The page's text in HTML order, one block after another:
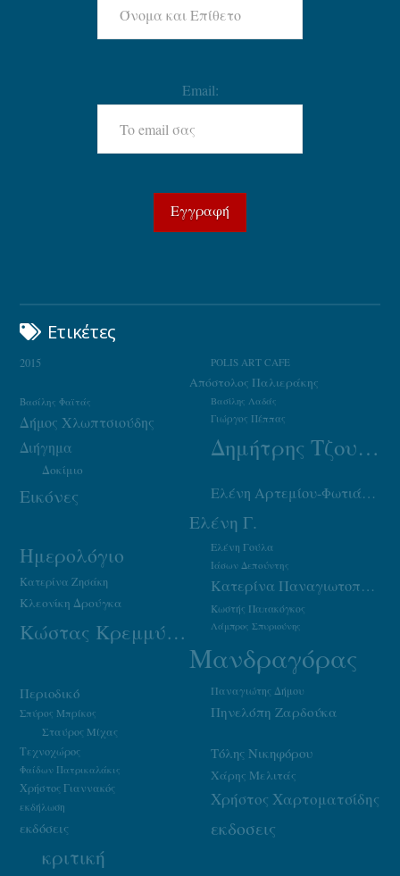
Email:
Ετικέτες
2015 POLIS ART CAFE
Απόστολος Παλιεράκης
Βασίλης Λαδάς
Βασίλης Φαϊτάς
Γιώργος Πέππας
Δήμος Χλωπτσιούδης
Δημήτρης Τζουμάκας
Διήγημα
Δοκίμιο
Εικόνες Ελένη Αρτεμίου-Φωτιάδου
Ελένη Γ.
Ελένη Γούλα
Ημερολόγιο Ιάσων Δεπούντης
Κατερίνα Ζησάκη Κατερίνα Παναγιωτοπούλου
Κλεονίκη Δρούγκα Κωστής Παπακόγκος
Κώστας Κρεμμύδας Λάμπρος Σπυριούνης
Μανδραγόρας
Παναγιώτης Δήμου
Περιοδικό
Πηνελόπη Ζαρδούκα
Σπύρος Μπρίκος
Σταύρος Μίχας
Τεχνοχώρος
Τόλης Νικηφόρου
Φαίδων Πατρικαλάκις Χάρης Μελιτάς
Χρήστος Γιαννακός
Χρήστος Χαρτοματσίδης
εκδήλωση
εκδοσεις
εκδόσεις
κριτική